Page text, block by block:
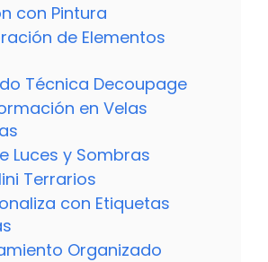
con Pintura
de Elementos
Técnica Decoupage
en Velas
Luces y Sombras
Terrarios
con Etiquetas
Organizado